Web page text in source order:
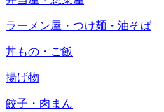
ラーメン屋・つけ麺・油そば
丼もの・ご飯
揚げ物
餃子・肉まん